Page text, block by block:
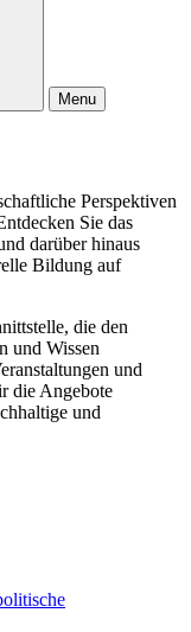
Menu
Perspektiven
Sie das
darüber hinaus
Bildung auf
die den
und Wissen
und
die Angebote
und